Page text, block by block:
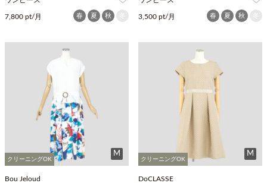
7,800 pt/月 春 夏 秋 3,500 pt/月 春 夏 秋
クリーニングOK
M
Bou Jeloud
クリーニングOK
M
DoCLASSE